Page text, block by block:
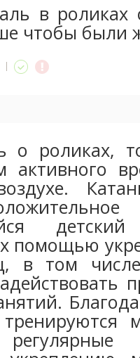
в роликах
чтобы были
о роликах,
помощью
в том